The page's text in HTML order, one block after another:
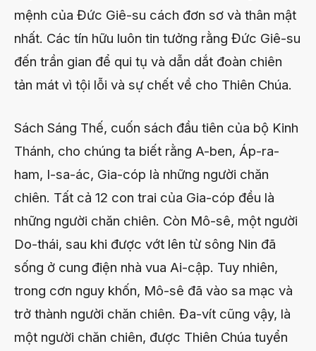
mệnh của Đức Giê-su cách đơn sơ và thân mật
nhất. Các tín hữu luôn tin tưởng rằng Đức Giê-su
đến trần gian để qui tụ và dẫn dắt đoàn chiên
tản mát vì tội lỗi và sự chết về cho Thiên Chúa.
Sách Sáng Thế, cuốn sách đầu tiên của bộ Kinh
Thánh, cho chúng ta biết rằng A-ben, Áp-ra-
ham, I-sa-ác, Gia-cóp là những người chăn
chiên. Tất cả 12 con trai của Gia-cóp đều là
những người chăn chiên. Còn Mô-sê, một người
Do-thái, sau khi được vớt lên từ sông Nin đã
sống ở cung điện nhà vua Ai-cập. Tuy nhiên,
trong cơn nguy khốn, Mô-sê đã vào sa mạc và
trở thành người chăn chiên. Đa-vít cũng vậy, là
một người chăn chiên, được Thiên Chúa tuyển